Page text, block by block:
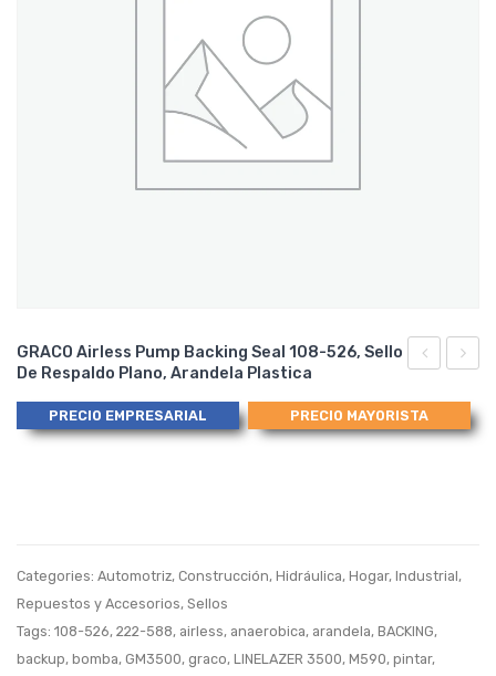
Washer
Metal
Metalica
65
80
GRACO Airless Pump Backing Seal 108-526, Sello
De Respaldo Plano, Arandela Plastica
PRECIO EMPRESARIAL PRECIO MAYORISTA
Categories: Automotriz, Construcción, Hidráulica, Hogar, Industrial,
Repuestos y Accesorios, Sellos
Tags: 108-526, 222-588, airless, anaerobica, arandela, BACKING,
backup, bomba, GM3500, graco, LINELAZER 3500, M590, pintar,